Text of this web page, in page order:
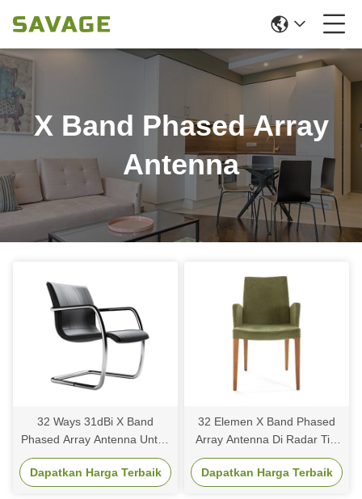
X Band Phased Array
Antenna
32 Ways 31dBi X Band
Phased Array Antenna Untuk
Surveillance Air Space
Operations
Dapatkan Harga Terbaik
32 Elemen X Band Phased
Array Antenna Di Radar Tile
Space Berbasis Beamforming
Dapatkan Harga Terbaik